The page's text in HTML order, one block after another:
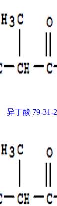
异丁酸 79-31-2